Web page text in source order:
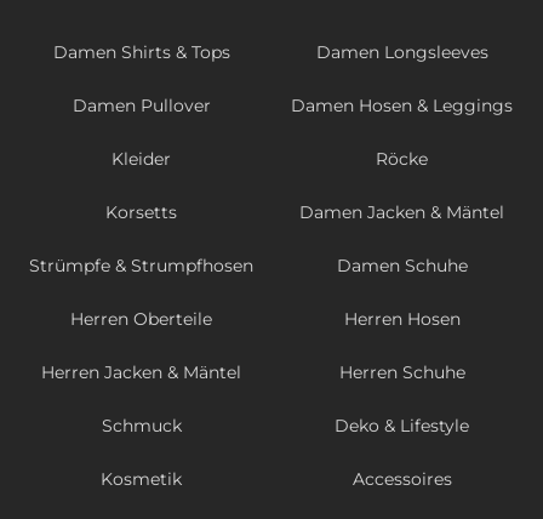
Damen Shirts & Tops Damen Longsleeves
Damen Pullover Damen Hosen & Leggings
Kleider Röcke
Korsetts Damen Jacken & Mäntel
Strümpfe & Strumpfhosen Damen Schuhe
Herren Oberteile Herren Hosen
Herren Jacken & Mäntel Herren Schuhe
Schmuck Deko & Lifestyle
Kosmetik Accessoires